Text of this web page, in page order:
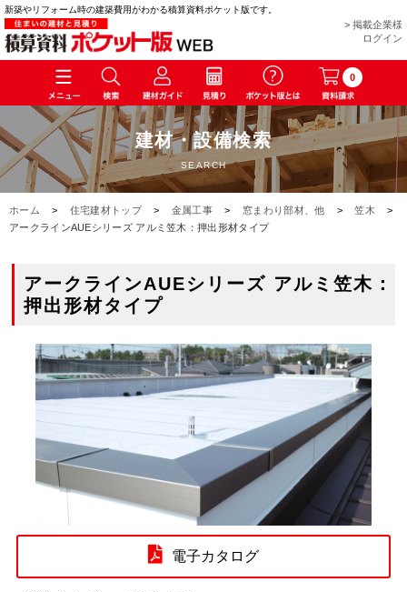
新築やリフォーム時の建築費用がわかる積算資料ポケット版です。
> 掲載企業様
ログイン
0
建材・設備検索
SEARCH
ホーム > 住宅建材トップ > 金属工事 > 窓まわり部材、他 > 笠木
>
アークラインAUEシリーズ アルミ笠木：押出形材タイプ
アークラインAUEシリーズ アルミ笠木：
押出形材タイプ
電子カタログ